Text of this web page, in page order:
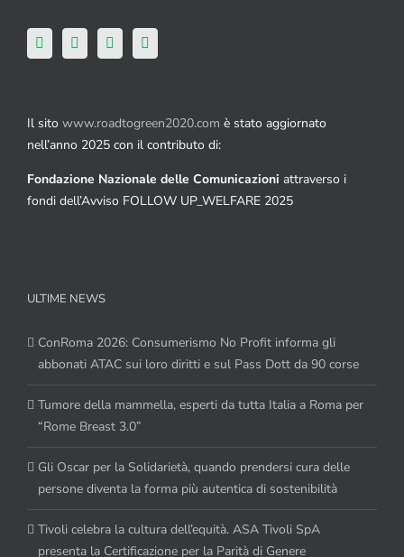
Il sito www.roadtogreen2020.com è stato aggiornato
nell’anno 2025 con il contributo di:
Fondazione Nazionale delle Comunicazioni attraverso i
fondi dell’Avviso FOLLOW UP_WELFARE 2025
ULTIME NEWS
ConRoma 2026: Consumerismo No Profit informa gli
abbonati ATAC sui loro diritti e sul Pass Dott da 90 corse
Tumore della mammella, esperti da tutta Italia a Roma per
“Rome Breast 3.0”
Gli Oscar per la Solidarietà, quando prendersi cura delle
persone diventa la forma più autentica di sostenibilità
Tivoli celebra la cultura dell’equità. ASA Tivoli SpA
presenta la Certificazione per la Parità di Genere